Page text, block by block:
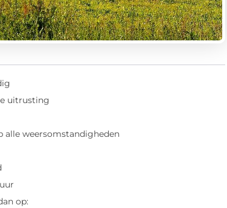
uitrusting
alle weersomstandigheden
op: